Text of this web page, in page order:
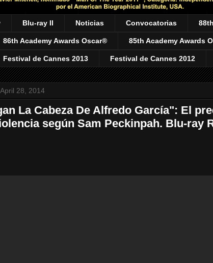
Blu-ray II Noticias Convocatorias
86th Academy Awards Oscar® 85th Academy Awards
Festival de Cannes 2013 Festival de Cannes 2012
28, 2014
La Cabeza De Alfredo García": El
según Sam Peckinpah. Blu-ray